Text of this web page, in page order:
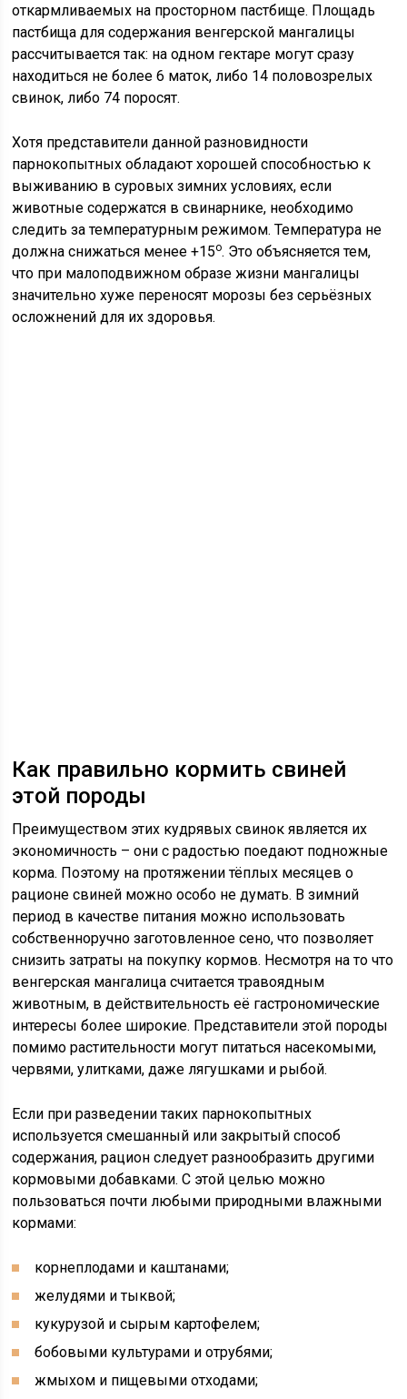
откармливаемых на просторном пастбище. Площадь
пастбища для содержания венгерской мангалицы
рассчитывается так: на одном гектаре могут сразу
находиться не более 6 маток, либо 14 половозрелых
свинок, либо 74 поросят.
Хотя представители данной разновидности
парнокопытных обладают хорошей способностью к
выживанию в суровых зимних условиях, если
животные содержатся в свинарнике, необходимо
следить за температурным режимом. Температура не
должна снижаться менее +15о. Это объясняется тем,
что при малоподвижном образе жизни мангалицы
значительно хуже переносят морозы без серьёзных
осложнений для их здоровья.
Как правильно кормить свиней
этой породы
Преимуществом этих кудрявых свинок является их
экономичность – они с радостью поедают подножные
корма. Поэтому на протяжении тёплых месяцев о
рационе свиней можно особо не думать. В зимний
период в качестве питания можно использовать
собственноручно заготовленное сено, что позволяет
снизить затраты на покупку кормов. Несмотря на то что
венгерская мангалица считается травоядным
животным, в действительность её гастрономические
интересы более широкие. Представители этой породы
помимо растительности могут питаться насекомыми,
червями, улитками, даже лягушками и рыбой.
Если при разведении таких парнокопытных
используется смешанный или закрытый способ
содержания, рацион следует разнообразить другими
кормовыми добавками. С этой целью можно
пользоваться почти любыми природными влажными
кормами:
корнеплодами и каштанами;
желудями и тыквой;
кукурузой и сырым картофелем;
бобовыми культурами и отрубями;
жмыхом и пищевыми отходами;